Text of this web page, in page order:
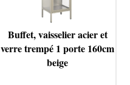
Buffet, vaisselier acier et
verre trempé 1 porte 160cm
beige